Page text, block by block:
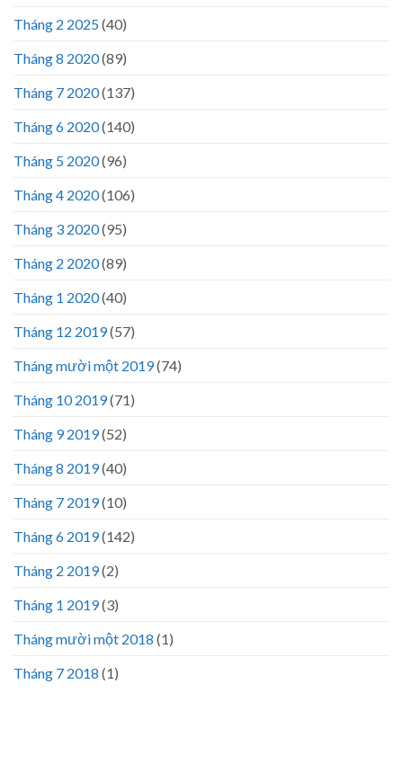
Tháng 2 2025(40)
Tháng 8 2020(89)
Tháng 7 2020(137)
Tháng 6 2020(140)
Tháng 5 2020(96)
Tháng 4 2020(106)
Tháng 3 2020(95)
Tháng 2 2020(89)
Tháng 1 2020(40)
Tháng 12 2019(57)
Tháng mười một 2019(74)
Tháng 10 2019(71)
Tháng 9 2019(52)
Tháng 8 2019(40)
Tháng 7 2019(10)
Tháng 6 2019(142)
Tháng 2 2019(2)
Tháng 1 2019(3)
Tháng mười một 2018 (1)
Tháng 7 2018 (1)